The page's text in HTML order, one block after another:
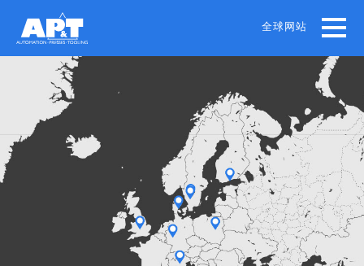
main
全球网站